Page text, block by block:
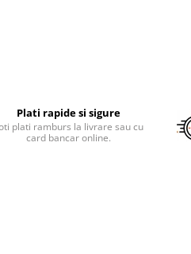
Plati rapide si sigure
plati ramburs la livrare sau cu
card bancar online.